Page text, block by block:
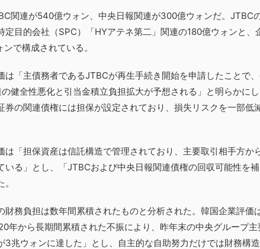
関連が540億ウォン、中央日報関連が300億ウォンだ。JTBC
定目的会社（SPC）「HYアテネ第二」関連の180億ウォンと、
で構成されている。
は「主債務者であるJTBCが再生手続き開始を申請したことで
健全性悪化と引当金積立負担拡大が予想される」と明らかに
券の関連債権には担保が設定されており、損失リスクを一部低
は「担保資産は信託構造で管理されており、主要取引相手方か
いる」とし、「JTBCおよび中央日報関連債権の回収可能性を
財務負担は数年間累積されたものと分析された。韓国企業評価
年から長期間累積された不振により、昨年末の中央グループ主
3兆ウォンに達した」とし、自主的な自助努力だけでは財務構